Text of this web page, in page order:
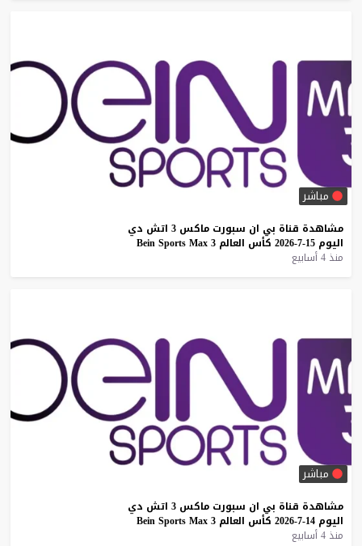
مباشر
مشاهدة قناة بي ان سبورت ماكس 3 اتش دي
اليوم 15-7-2026 كأس العالم Bein Sports Max 3
منذ 4 أسابيع
مباشر
مشاهدة قناة بي ان سبورت ماكس 3 اتش دي
اليوم 14-7-2026 كأس العالم Bein Sports Max 3
منذ 4 أسابيع